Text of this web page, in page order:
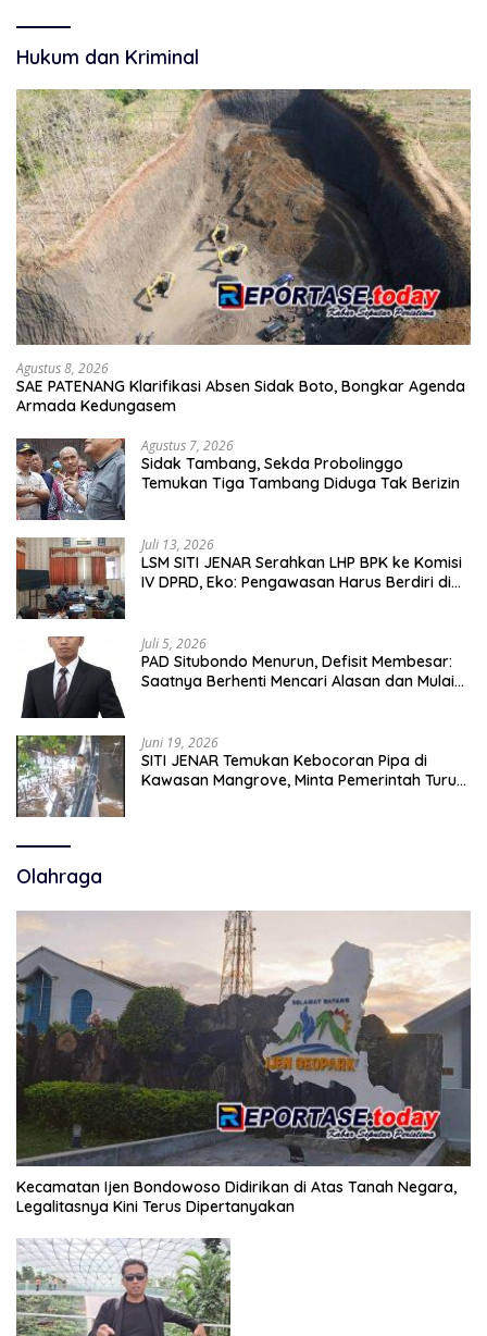
Hukum dan Kriminal
Agustus 8, 2026
SAE PATENANG Klarifikasi Absen Sidak Boto, Bongkar Agenda
Armada Kedungasem
Agustus 7, 2026
Sidak Tambang, Sekda Probolinggo
Temukan Tiga Tambang Diduga Tak Berizin
Juli 13, 2026
LSM SITI JENAR Serahkan LHP BPK ke Komisi
IV DPRD, Eko: Pengawasan Harus Berdiri di
Juli 5, 2026
PAD Situbondo Menurun, Defisit Membesar:
Saatnya Berhenti Mencari Alasan dan Mulai
Juni 19, 2026
SITI JENAR Temukan Kebocoran Pipa di
Kawasan Mangrove, Minta Pemerintah Turun
Olahraga
Kecamatan Ijen Bondowoso Didirikan di Atas Tanah Negara,
Legalitasnya Kini Terus Dipertanyakan